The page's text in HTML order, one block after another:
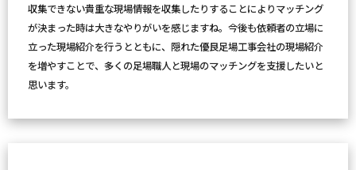
収集できない貴重な現場情報を収集したりすることによりマッチング
が決まった時は大きなやりがいを感じますね。今後も依頼者の立場に
立った現場紹介を行うとともに、隠れた優良足場工事会社の現場紹介
を増やすことで、多くの足場職人と現場のマッチングを支援したいと
思います。